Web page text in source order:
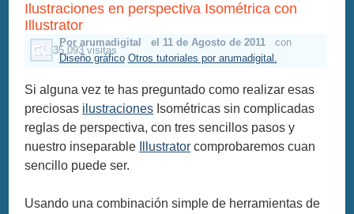
Ilustraciones en perspectiva Isométrica con
Illustrator
Por arumadigital el 11 de Agosto de 2011 con
35,093 visitas
Diseño gráfico Otros tutoriales por arumadigital.
Si alguna vez te has preguntado como realizar esas
preciosas ilustraciones Isométricas sin complicadas
reglas de perspectiva, con tres sencillos pasos y
nuestro inseparable
Illustrator comprobaremos cuan
sencillo puede ser.
Usando una combinación simple de herramientas de